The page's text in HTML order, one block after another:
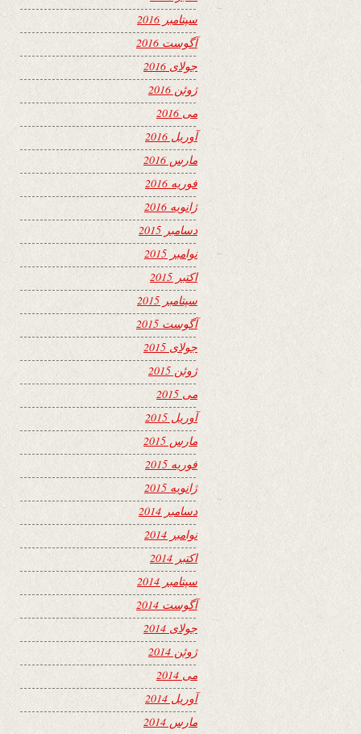
سپتامبر 2016
آگوست 2016
جولای 2016
ژوئن 2016
می 2016
آوریل 2016
مارس 2016
فوریه 2016
ژانویه 2016
دسامبر 2015
نوامبر 2015
اکتبر 2015
سپتامبر 2015
آگوست 2015
جولای 2015
ژوئن 2015
می 2015
آوریل 2015
مارس 2015
فوریه 2015
ژانویه 2015
دسامبر 2014
نوامبر 2014
اکتبر 2014
سپتامبر 2014
آگوست 2014
جولای 2014
ژوئن 2014
می 2014
آوریل 2014
مارس 2014